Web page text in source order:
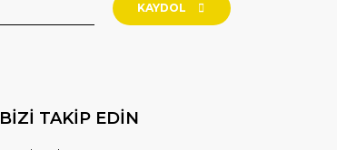
KAYDOL
BİZİ TAKİP EDİN